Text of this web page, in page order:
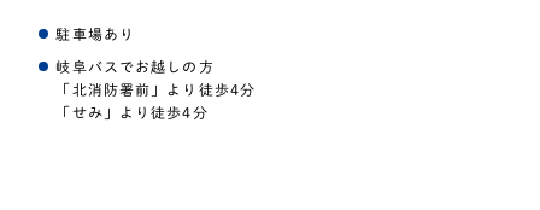
駐車場あり
岐阜バスでお越しの方
「北消防署前」より徒歩4分
「せみ」より徒歩4分